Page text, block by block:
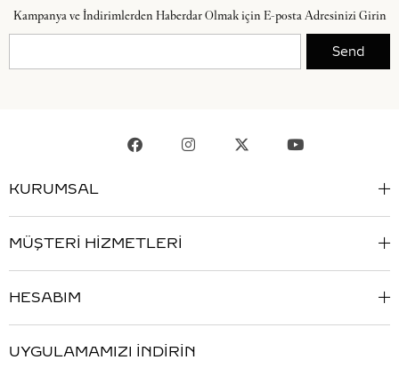
Kampanya ve İndirimlerden Haberdar Olmak için E-posta Adresinizi Girin
Send
KURUMSAL
MÜŞTERİ HİZMETLERİ
HESABIM
UYGULAMAMIZI İNDİRİN